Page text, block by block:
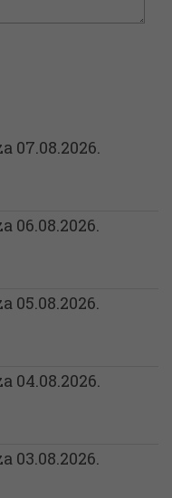
07.08.2026.
06.08.2026.
05.08.2026.
04.08.2026.
03.08.2026.